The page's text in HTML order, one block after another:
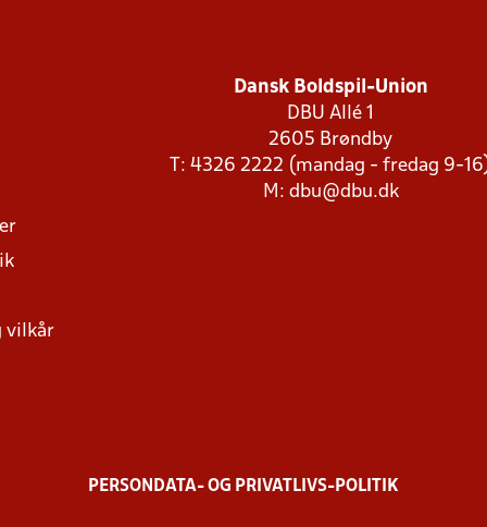
vilkår
Dansk Boldspil-Union
DBU Allé 1
2605 Brøndby
T: 4326 2222 (mandag - fredag 9-
M: dbu@dbu.dk
PERSONDATA- OG PRIVATLIVS-POLITIK